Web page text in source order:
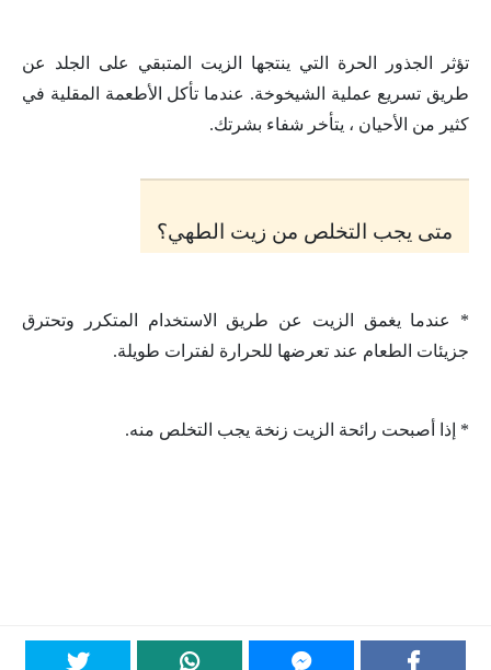
تؤثر الجذور الحرة التي ينتجها الزيت المتبقي على الجلد عن
طريق تسريع عملية الشيخوخة. عندما تأكل الأطعمة المقلية في
كثير من الأحيان ، يتأخر شفاء بشرتك.
متى يجب التخلص من زيت الطهي؟
* عندما يغمق الزيت عن طريق الاستخدام المتكرر وتحترق
جزيئات الطعام عند تعرضها للحرارة لفترات طويلة.
* إذا أصبحت رائحة الزيت زنخة يجب التخلص منه.